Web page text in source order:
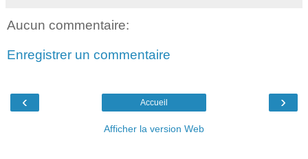
Aucun commentaire:
Enregistrer un commentaire
‹ ›
Accueil
Afficher la version Web